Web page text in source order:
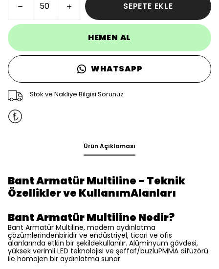
SEPETE EKLE
HEMEN AL
WHATSAPP
Stok ve Nakliye Bilgisi Sorunuz
Ürün Açıklaması
Bant Armatür Multiline - Teknik
Özellikler ve KullanımAlanları
Bant Armatür Multiline Nedir?
Bant Armatür Multiline, modern aydınlatma
çözümlerindenbiridir ve endüstriyel, ticari ve ofis
alanlarında etkin bir şekildekullanılır. Alüminyum gövdesi,
yüksek verimli LED teknolojisi ve şeffaf/buzluPMMA difüzörü
ile homojen bir aydınlatma sunar.